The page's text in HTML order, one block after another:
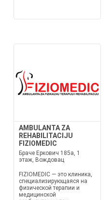
AMBULANTA ZA
REHABILITACIJU
FIZIOMEDIC
Браче Еркович 185а, 1
этаж, Вождовац
FIZIOMEDIC — это клиника,
специализирующаяся на
физической терапии и
медицинской